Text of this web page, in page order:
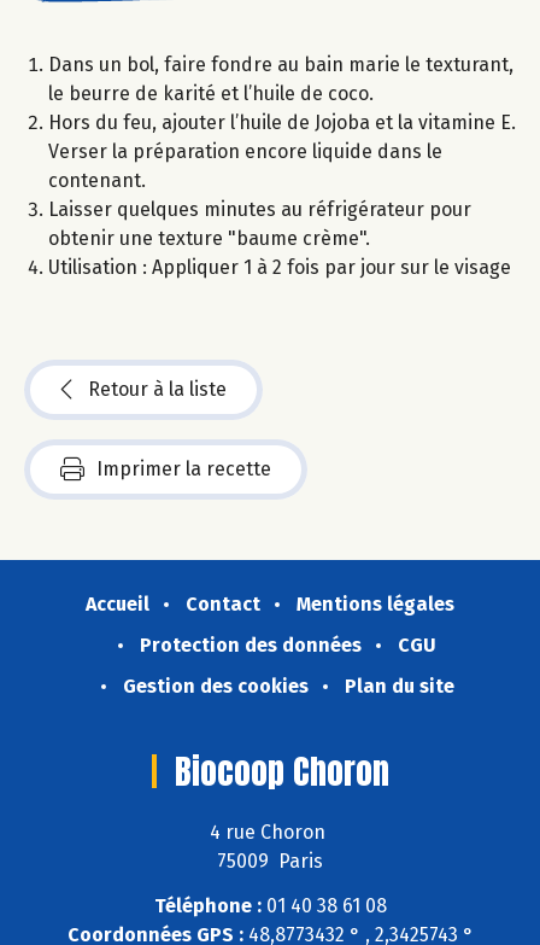
Dans un bol, faire fondre au bain marie le texturant,
le beurre de karité et l’huile de coco.
Hors du feu, ajouter l’huile de Jojoba et la vitamine E.
Verser la préparation encore liquide dans le
contenant.
Laisser quelques minutes au réfrigérateur pour
obtenir une texture "baume crème".
Utilisation : Appliquer 1 à 2 fois par jour sur le visage
Retour à la liste
Imprimer la recette
Accueil Contact
Mentions légales
Protection des données
CGU
Gestion des cookies
Plan du site
Biocoop Choron
4 rue Choron
75009 Paris
Téléphone :01 40 38 61 08
Coordonnées GPS :48,8773432 ° , 2,3425743 °